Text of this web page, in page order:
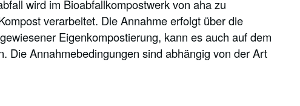
wird im Bioabfallkompostwerk von aha zu
verarbeitet. Die Annahme erfolgt über die
Eigenkompostierung, kann es auch auf dem
Die Annahmebedingungen sind abhängig von der Art